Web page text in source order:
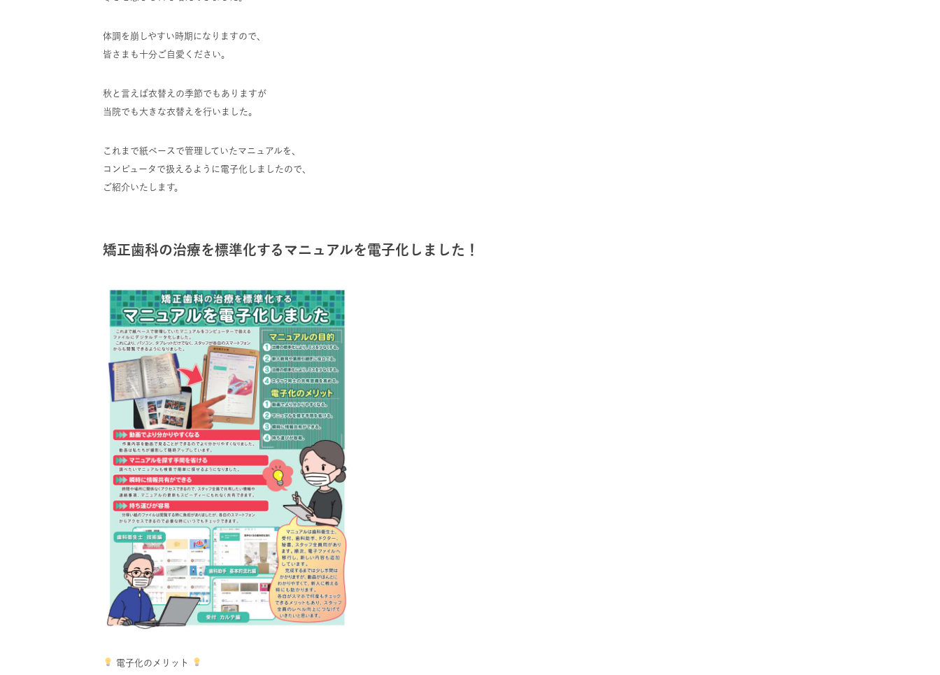
体調を崩しやすい時期になりますので、
皆さまも十分ご自愛ください。
秋と言えば衣替えの季節でもありますが
当院でも大きな衣替えを行いました。
これまで紙ベースで管理していたマニュアルを、
コンピュータで扱えるように電子化しましたので、
ご紹介いたします。
矯正歯科の治療を標準化するマニュアルを電子化しました！
電子化のメリット